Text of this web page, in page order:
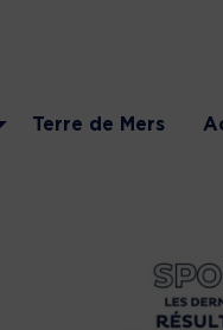
Terre de Mers